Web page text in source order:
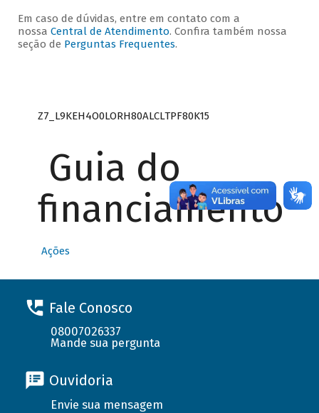
Em caso de dúvidas, entre em contato com a
nossa Central de Atendimento. Confira também nossa
seção de Perguntas Frequentes.
Z7_L9KEH4O0LORH80ALCLTPF80K15
Guia do
financiamento
Ações
Fale Conosco
08007026337
Mande sua pergunta
Ouvidoria
Envie sua mensagem